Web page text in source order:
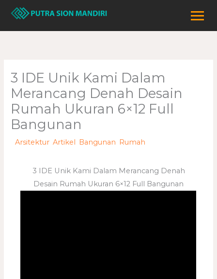
Lewati
konten
3 IDE Unik Kami Dalam
Merancang Denah Desain
Rumah Ukuran 6×12 Full
Bangunan
/Arsitektur ,Artikel Bangunan Rumah
3 IDE Unik Kami Dalam Merancang Denah
Desain Rumah Ukuran 6×12 Full Bangunan